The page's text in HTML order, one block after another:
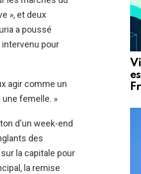
», et deux
a poussé
intervenu pour
agir comme un
une femelle. »
d'un week-end
des
la capitale pour
la remise